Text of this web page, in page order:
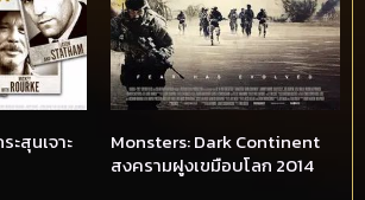
ะสุนเจาะ
Monsters: Dark Continent
สงครามฝูงเขมือบโลก 2014